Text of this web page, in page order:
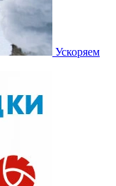
Ускоряем